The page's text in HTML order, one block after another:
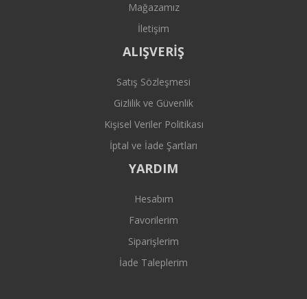
Mağazamız
İletişim
ALIŞVERİŞ
Satış Sözleşmesi
Gizlilik ve Güvenlik
Kişisel Veriler Politikası
İptal ve İade Şartları
YARDIM
Hesabım
Favorilerim
Siparişlerim
İade Taleplerim